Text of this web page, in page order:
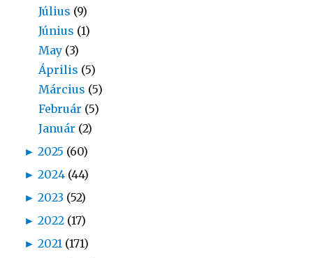
Július (9)
Június (1)
May (3)
Április (5)
Március (5)
Február (5)
Január (2)
► 2025 (60)
► 2024 (44)
► 2023 (52)
► 2022 (17)
► 2021 (171)